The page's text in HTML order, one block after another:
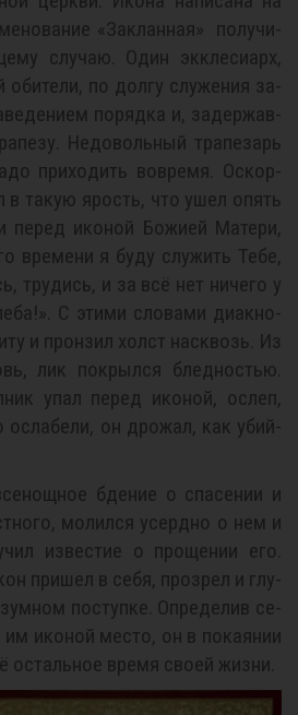
«Закланная» по­лу­чи­
слу­чаю. Один эк­кле­си­арх,
оби­те­ли, по дол­гу слу­же­ния за­
по­ряд­ка и, за­дер­жав­
Недо­воль­ный тра­пе­зарь
при­хо­дить во­вре­мя. Оскор­
та­кую ярость, что ушел опять
пе­ред ико­ной Бо­жи­ей Ма­те­ри,
вре­ме­ни я бу­ду слу­жить Те­бе,
тру­дись, и за всё нет ни­че­го у
С эти­ми сло­ва­ми диакно­
и прон­зил холст на­сквозь. Из
лик по­крыл­ся блед­но­стью.
упал пе­ред ико­ной, ослеп,
осла­бе­ли, он дро­жал, как убий­
бде­ние о спа­се­нии и
мо­лил­ся усерд­но о нем и
из­ве­стие о про­ще­нии его.
при­шел в се­бя, про­зрел и глу­
по­ступ­ке. Опре­де­лив се­
ико­ной ме­сто, он в по­ка­я­нии
осталь­ное вре­мя сво­ей жиз­ни.